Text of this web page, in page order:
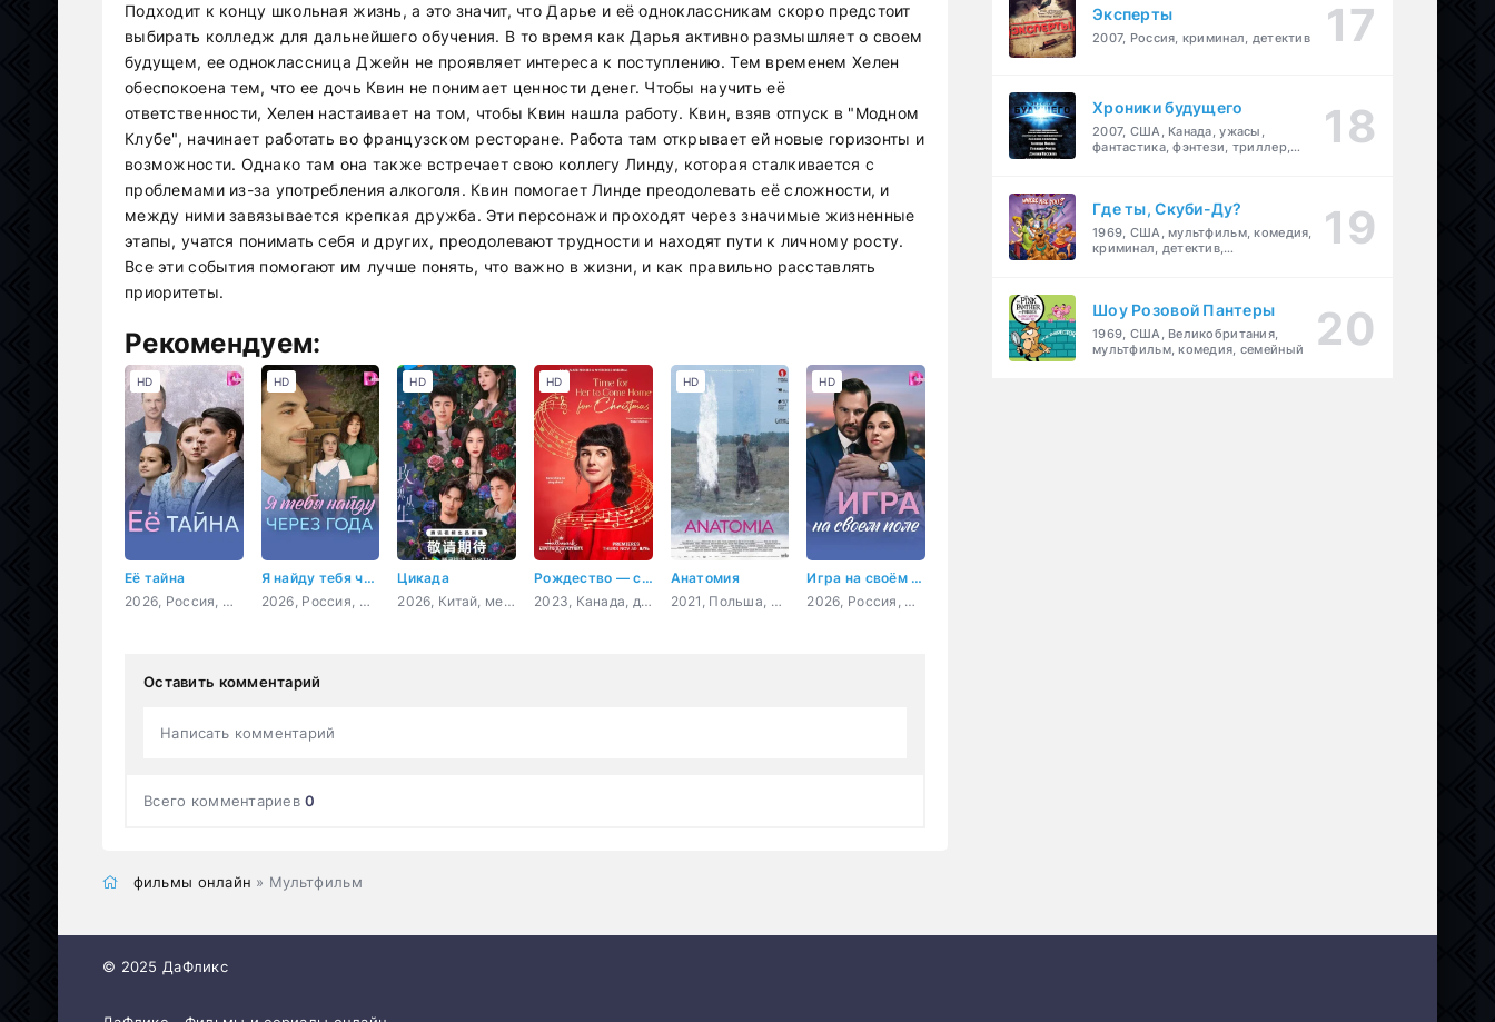
Подходит к концу школьная жизнь, а это значит, что Дарье и её одноклассникам скоро предстоит
выбирать колледж для дальнейшего обучения. В то время как Дарья активно размышляет о своем
будущем, ее одноклассница Джейн не проявляет интереса к поступлению. Тем временем Хелен
обеспокоена тем, что ее дочь Квин не понимает ценности денег. Чтобы научить её
ответственности, Хелен настаивает на том, чтобы Квин нашла работу. Квин, взяв отпуск в "Модном
Клубе", начинает работать во французском ресторане. Работа там открывает ей новые горизонты и
возможности. Однако там она также встречает свою коллегу Линду, которая сталкивается с
проблемами из-за употребления алкоголя. Квин помогает Линде преодолевать её сложности, и
между ними завязывается крепкая дружба. Эти персонажи проходят через значимые жизненные
этапы, учатся понимать себя и других, преодолевают трудности и находят пути к личному росту.
Все эти события помогают им лучше понять, что важно в жизни, и как правильно расставлять
приоритеты.
Рекомендуем:
Её тайна
2026, Россия, мелодрама
HD
Я найду тебя через года
2026, Россия, мелодрама
HD
Цикада
2026, Китай, мелодрама
HD
Рождество — самое время вернуться домой
2023, Канада, драма, мелодрама
HD
Анатомия
2021, Польша, Франция,
HD
Игра на своём поле
2026, Россия, мелодрама
HD
Оставить комментарий
Написать комментарий
Всего комментариев0
фильмы онлайн » Мультфильм
Эксперты
2007, Россия, криминал, детектив
Хроники будущего
2007, США, Канада, ужасы,
фантастика, фэнтези, триллер,
Где ты, Скуби-Ду?
1969, США, мультфильм, комедия,
криминал, детектив,
Шоу Розовой Пантеры
1969, США, Великобритания,
мультфильм, комедия, семейный
© 2025 ДаФликс